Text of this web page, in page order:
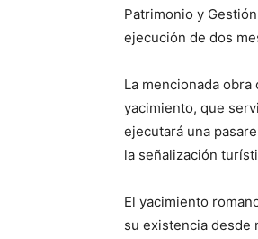
Patrimonio y
ejecución de dos
La mencionada
yacimiento, que
ejecutará una
la señalización
El yacimiento
su existencia desde